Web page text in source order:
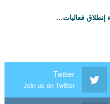
إنطلاق فعاليات…
Twitter
Join us on Twitter